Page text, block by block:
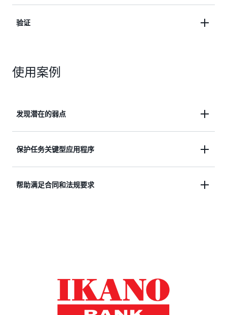
由不完整的基础设施设置、错误配置或需要额外配置
AWS 韧性监测中心为提高韧性提供可行的建议。韧
个推荐的 Amazon CloudWatch 监控器和警报列表，
验证
您可以使用 AWS 韧性监测中心来测试并验证您的应
服务，提供真实故障的故障注入模拟，以验证应用程
序是否能够在定义的弹性目标内恢复。可能包括网络
错误或打开的数据库连接太多。AWS 韧性监测中心
还提供 API，因此您可以将其韧性评测和测试集成到
您的 CI/CD 管道中，以进行持续的韧性验证。将弹性
验证集成到 CI/CD 管道中有助于确保对应用程序底层
使用案例
发现潜在的弱点
使用真实故障的故障注入模拟来帮助验证恢复标准操
保护任务关键型应用程序
提供可行的建议来提高弹性，并帮助您创建恢复程
帮助满足合同和法规要求